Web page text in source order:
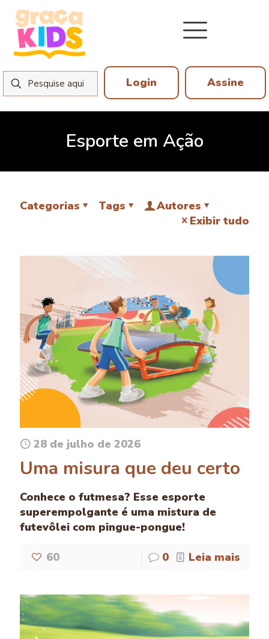
Login Assine
Esporte em Ação
Categorias Tags
Autores
Exibir tudo
28 de julho de 2026
Uma misura que deu certo
Conhece o futmesa? Esse esporte
superempolgante é uma mistura de
futevôlei com pingue-pongue!
60 0 Leia mais